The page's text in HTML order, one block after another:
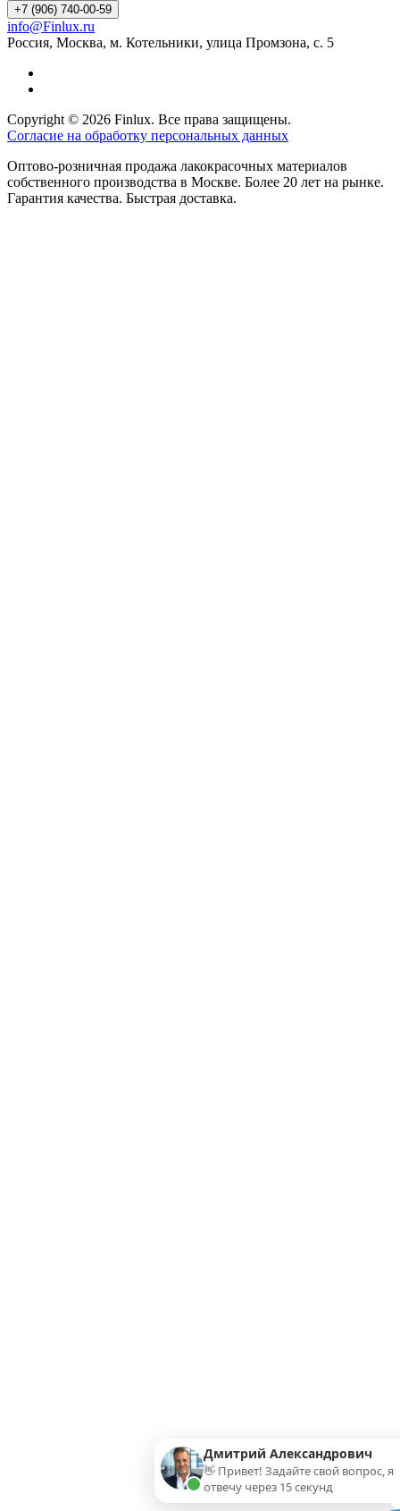
+7 (906) 740-00-59
info@Finlux.ru
Россия, Москва, м. Котельники, улица Промзона, с. 5
Copyright © 2026 Finlux. Все права защищены.
Согласие на обработку персональных данных
Оптово-розничная продажа лакокрасочных материалов
собственного производства в Москве. Более 20 лет на рынке.
Гарантия качества. Быстрая доставка.
Дмитрий Александрович
👋 Привет! Задайте свой вопрос, я
отвечу через 15 секунд